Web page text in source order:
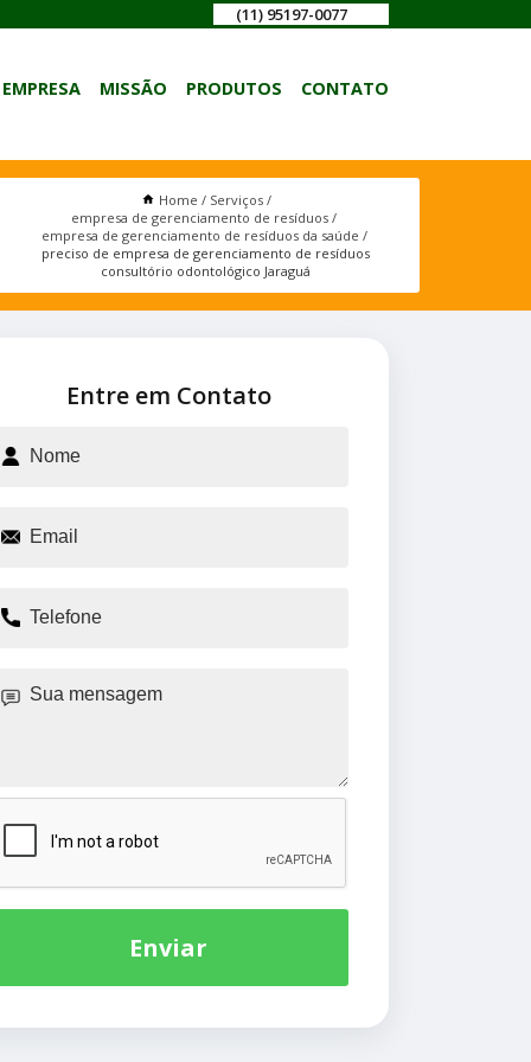
(11) 95197-0077
EMPRESA MISSÃO PRODUTOS CONTATO
Home
Serviços
empresa de gerenciamento de resíduos
empresa de gerenciamento de resíduos da saúde
preciso de empresa de gerenciamento de resíduos
consultório odontológico Jaraguá
Entre em Contato
Enviar